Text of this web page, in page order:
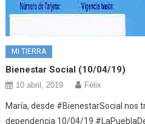
MI TIERRA
Bienestar Social (10/04/19)
10 abril, 2019 Félix
María, desde #BienestarSocial nos
dependencia 10/04/19